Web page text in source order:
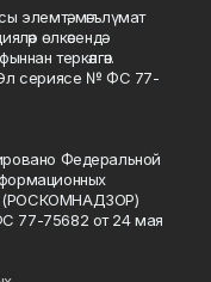
элемтә, мәгълүмат
өлкәсендә
теркәлгән.
Эл сериясе № ФС 77-
Федеральной
(РОСКОМНАДЗОР)
77-75682 от 24 мая